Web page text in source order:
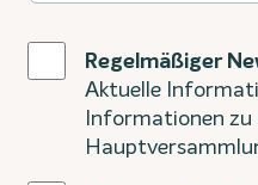
Regelmäßiger
Aktuelle
Informationen zu